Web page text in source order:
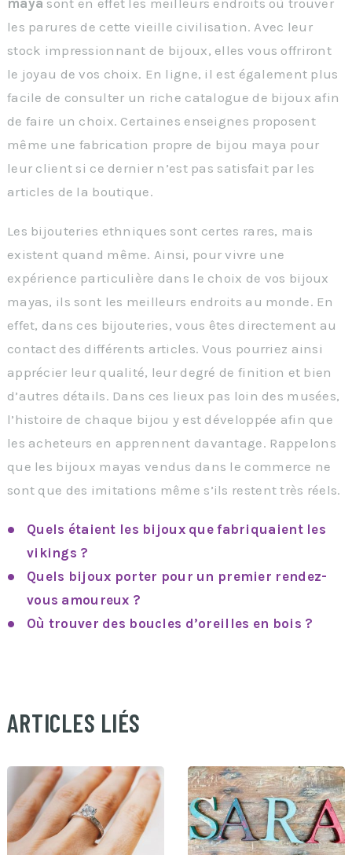
maya sont en effet les meilleurs endroits où trouver
les parures de cette vieille civilisation. Avec leur
stock impressionnant de bijoux, elles vous offriront
le joyau de vos choix. En ligne, il est également plus
facile de consulter un riche catalogue de bijoux afin
de faire un choix. Certaines enseignes proposent
même une fabrication propre de bijou maya pour
leur client si ce dernier n’est pas satisfait par les
articles de la boutique.
Les bijouteries ethniques sont certes rares, mais
existent quand même. Ainsi, pour vivre une
expérience particulière dans le choix de vos bijoux
mayas, ils sont les meilleurs endroits au monde. En
effet, dans ces bijouteries, vous êtes directement au
contact des différents articles. Vous pourriez ainsi
apprécier leur qualité, leur degré de finition et bien
d’autres détails. Dans ces lieux pas loin des musées,
l’histoire de chaque bijou y est développée afin que
les acheteurs en apprennent davantage. Rappelons
que les bijoux mayas vendus dans le commerce ne
sont que des imitations même s’ils restent très réels.
Quels étaient les bijoux que fabriquaient les
vikings ?
Quels bijoux porter pour un premier rendez-
vous amoureux ?
Où trouver des boucles d’oreilles en bois ?
ARTICLES LIÉS